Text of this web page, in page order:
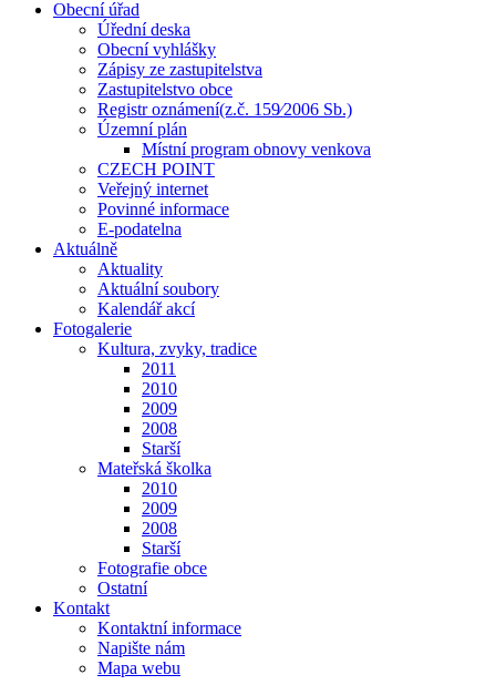
Obecní úřad
Úřední deska
Obecní vyhlášky
Zápisy ze zastupitelstva
Zastupitelstvo obce
Registr oznámení(z.č. 159⁄2006 Sb.)
Územní plán
Místní program obnovy venkova
CZECH POINT
Veřejný internet
Povinné informace
E-podatelna
Aktuálně
Aktuality
Aktuální soubory
Kalendář akcí
Fotogalerie
Kultura, zvyky, tradice
2011
2010
2009
2008
Starší
Mateřská školka
2010
2009
2008
Starší
Fotografie obce
Ostatní
Kontakt
Kontaktní informace
Napište nám
Mapa webu